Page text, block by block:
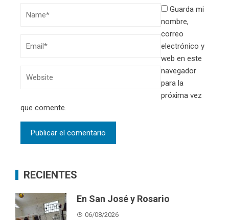
Guarda mi
nombre,
correo
electrónico y
web en este
navegador
para la
próxima vez
que comente.
RECIENTES
En San José y Rosario
06/08/2026